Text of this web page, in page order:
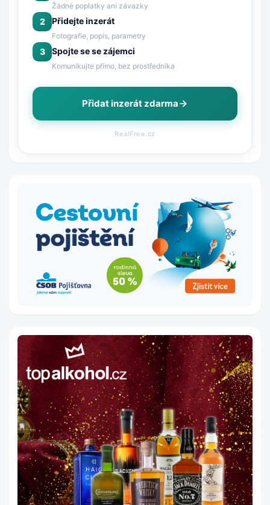
Žádné poplatky ani závazky
2 Přidejte inzerát
Fotografie, popis, parametry
3 Spojte se se zájemci
Komunikujte přímo, bez prostředníka
Přidat inzerát zdarma
RealFree.cz